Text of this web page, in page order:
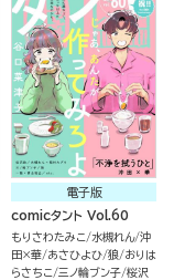
電子版
comicタント Vol.60
もりさわたみこ 水槻れん 沖
田×華 あさひよひ 狼 おりは
らさちこ 三ノ輪ブン子 桜沢